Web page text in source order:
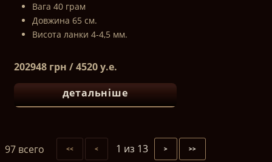
Вага 40 грам
Довжина 65 см.
Висота ланки 4-4,5 мм.
202948 грн / 4520 у.е.
детальніше
97 всего << < 1 из 13 > >>